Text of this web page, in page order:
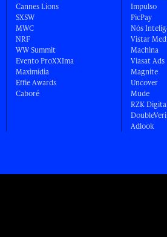
Cannes Lions
SXSW
MWC
NRF
WW Summit
Evento ProXXIma
Maximídia
Effie Awards
Caboré
Impulso
PicPay
Nós
Vistar
Machina
Viasat Ads
Magnite
Uncover
Mude
RZK
Adlook